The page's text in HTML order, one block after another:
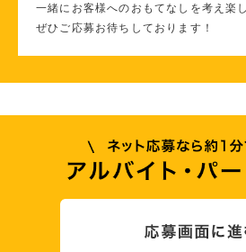
一緒にお客様へのおもてなしを考え楽
ぜひご応募お待ちしております！